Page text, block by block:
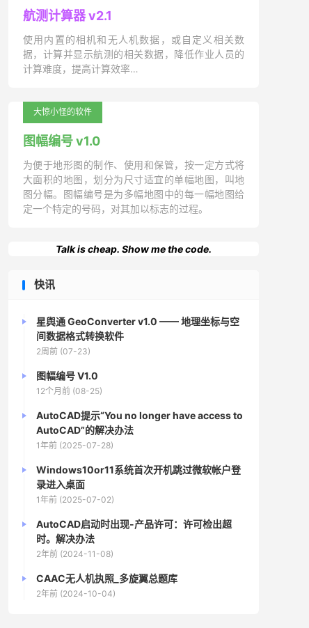
航测计算器 v2.1
使用内置的相机和无人机数据，或自定义相关数
据，计算并显示航测的相关数据，降低作业人员的
计算难度，提高计算效率…
大惊小怪的软件
图幅编号 v1.0
为便于地形图的制作、使用和保管，按一定方式将
大面积的地图，划分为尺寸适宜的单幅地图，叫地
图分幅。图幅编号是为多幅地图中的每一幅地图给
定一个特定的号码，对其加以标志的过程。
Talk is cheap. Show me the code.
快讯
星舆通 GeoConverter v1.0 —— 地理坐标与空
间数据格式转换软件
2周前 (07-23)
图幅编号 V1.0
12个月前 (08-25)
AutoCAD提示“You no longer have access to
AutoCAD”的解决办法
1年前 (2025-07-28)
Windows10or11系统首次开机跳过微软帐户登
录进入桌面
1年前 (2025-07-02)
AutoCAD启动时出现-产品许可：许可检出超
时。解决办法
2年前 (2024-11-08)
CAAC无人机执照_多旋翼总题库
2年前 (2024-10-04)